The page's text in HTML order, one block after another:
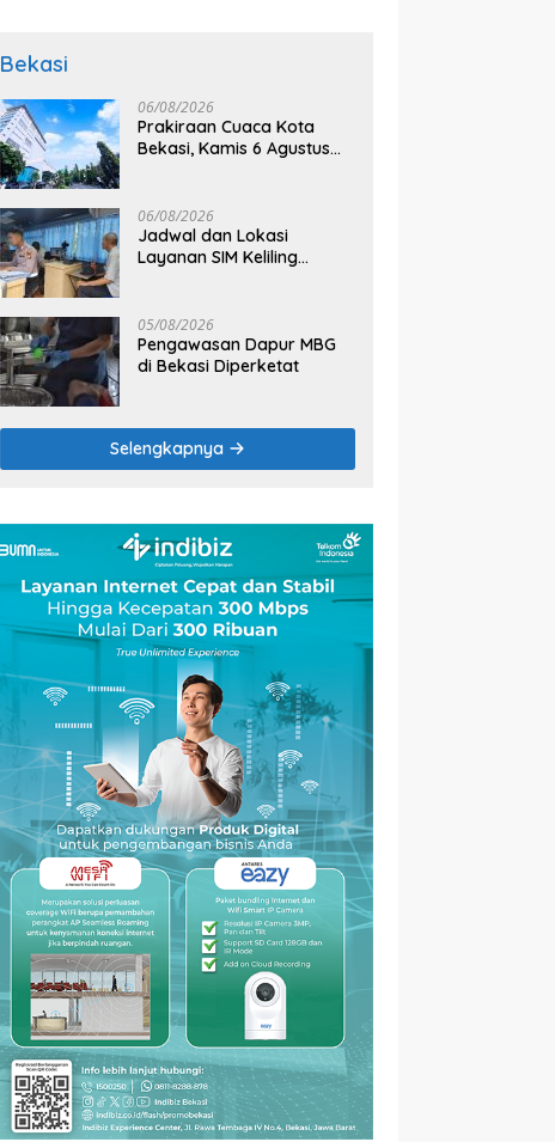
Bekasi
06/08/2026
Prakiraan Cuaca Kota
Bekasi, Kamis 6 Agustus
06/08/2026
Jadwal dan Lokasi
Layanan SIM Keliling
05/08/2026
Pengawasan Dapur MBG
di Bekasi Diperketat
Selengkapnya